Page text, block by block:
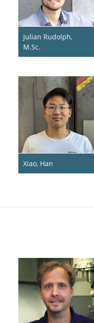
Julian Rudolph,
M.Sc.
Xiao, Han